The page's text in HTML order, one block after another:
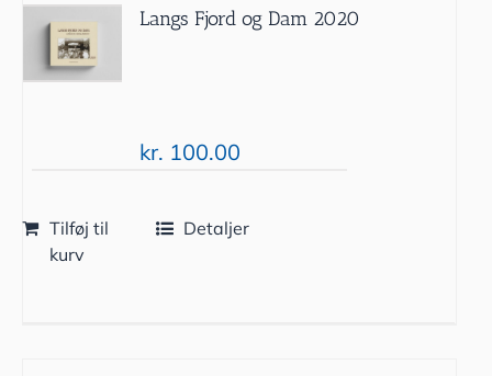
Langs Fjord og Dam 2020
kr. 100.00
Tilføj til
kurv
Detaljer